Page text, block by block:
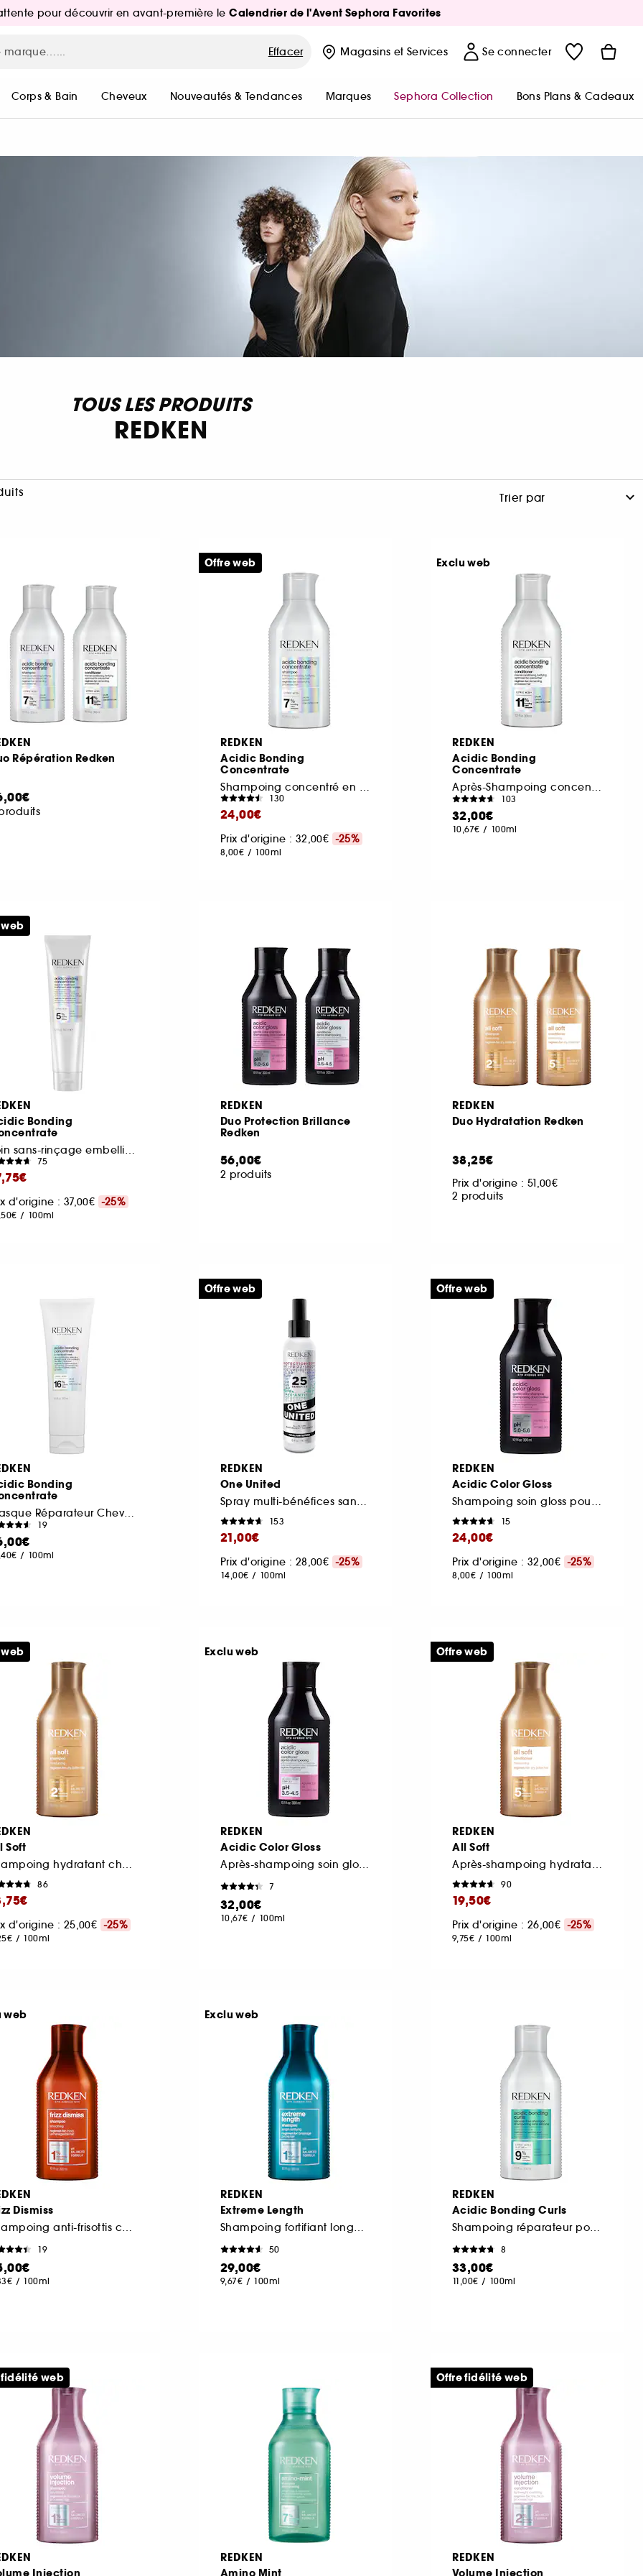
pour découvrir en avant-première leCalendrier de l'Avent Sephora Favorites
Effacer Magasins et Services Se connecter
Corps & Bain Cheveux Nouveautés & Tendances Marques Sephora Collection Bons Plans & Cadeaux
TOUS LES PRODUITS
REDKEN
Répération Redken
REDKEN
Acidic Bonding
Concentrate
Shampoing concentré en soin bonding
130
24,00€
Prix d'origine : 32,00€ -25%
8,00€ / 100ml
Offre web
REDKEN
Acidic Bonding
Concentrate
Après-Shampoing concentré en soin bonding
103
32,00€
10,67€ / 100ml
Exclu web
Bonding
Soin sans-rinçage embellisseur et protecteur
75
d'origine : 37,00€ -25%
/ 100ml
REDKEN
Duo Protection Brillance
Redken
56,00€
2 produits
REDKEN
Duo Hydratation Redken
38,25€
Prix d'origine : 51,00€
2 produits
Bonding
Masque Réparateur Cheveux 5min
19
/ 100ml
REDKEN
One United
Spray multi-bénéfices sans rinçage
153
21,00€
Prix d'origine : 28,00€ -25%
14,00€ / 100ml
Offre web
REDKEN
Acidic Color Gloss
Shampoing soin gloss pour cheveux colorés et/ ou méchés
15
24,00€
Prix d'origine : 32,00€ -25%
8,00€ / 100ml
Offre web
Soft
Shampoing hydratant cheveux secs et rêches
86
d'origine : 25,00€ -25%
/ 100ml
REDKEN
Acidic Color Gloss
Après-shampoing soin gloss pour cheveux colorés méchés
7
32,00€
10,67€ / 100ml
Exclu web
REDKEN
All Soft
Après-shampoing hydratant cheveux secs et rêches
90
19,50€
Prix d'origine : 26,00€ -25%
9,75€ / 100ml
Offre web
Dismiss
Shampoing anti-frisottis cheveux fins et cheveux épais
19
/ 100ml
web
REDKEN
Extreme Length
Shampoing fortifiant longueurs
50
29,00€
9,67€ / 100ml
Exclu web
REDKEN
Acidic Bonding Curls
Shampoing réparateur pour cheveux bouclés abimés
8
33,00€
11,00€ / 100ml
Injection
fidélité web
REDKEN
Amino Mint
REDKEN
Volume Injection
Offre fidélité web